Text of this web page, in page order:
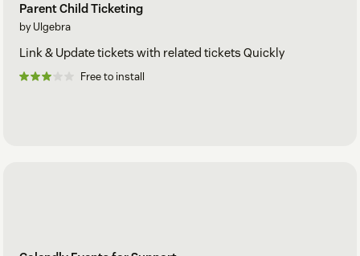
Parent Child Ticketing
by Ulgebra
Link & Update tickets with related tickets Quickly
Free to install